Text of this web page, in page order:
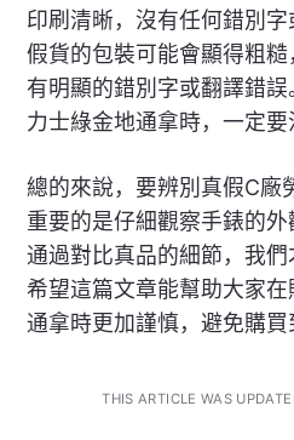
印刷清晰，沒有任何錯別
假貨的包裝可能會顯得粗
有明顯的錯別字或翻譯錯
力士綠金地通拿時，一定要
總的來說，要辨別真假C廠
重要的是仔細觀察手錶的
通過對比真品的細節，我們
希望這篇文章能幫助大家
通拿時更加謹慎，避免購買
THIS ARTICLE WAS